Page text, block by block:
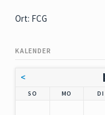
Ort: FCG
KALENDER
<
SO MO DI